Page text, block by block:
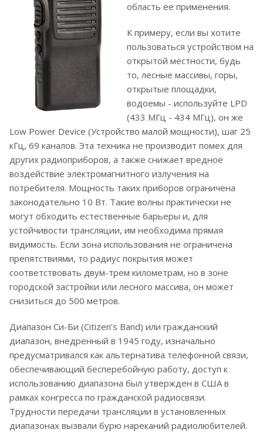
область ее применения.
К примеру, если вы хотите
пользоваться устройством на
открытой местности, будь
то, лесные массивы, горы,
открытые площадки,
водоемы - используйте LPD
(433 МГц - 434 МГц), он же
Low Power Device (Устройство малой мощности), шаг 25
кГц, 69 каналов. Эта техника не производит помех для
других радиоприборов, а также снижает вредное
воздействие электромагнитного излучения на
потребителя. Мощность таких приборов ограничена
законодательно 10 Вт. Такие волны практически не
могут обходить естественные барьеры и, для
устойчивости трансляции, им необходима прямая
видимость. Если зона использования не ограничена
препятствиями, то радиус покрытия может
соответствовать двум-трем километрам, но в зоне
городской застройки или лесного массива, он может
снизиться до 500 метров.
Диапазон Си-Би (Citizen’s Band) или гражданский
диапазон, внедренный в 1945 году, изначально
предусматривался как альтернатива телефонной связи,
обеспечивающий бесперебойную работу, доступ к
использованию диапазона был утвержден в США в
рамках конгресса по гражданской радиосвязи.
Трудности передачи трансляции в установленных
диапазонах вызвали бурю нареканий радиолюбителей.